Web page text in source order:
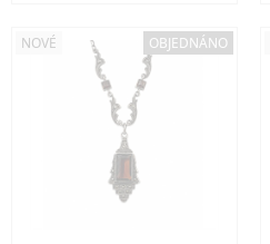
NOVÉ OBJEDNÁNO